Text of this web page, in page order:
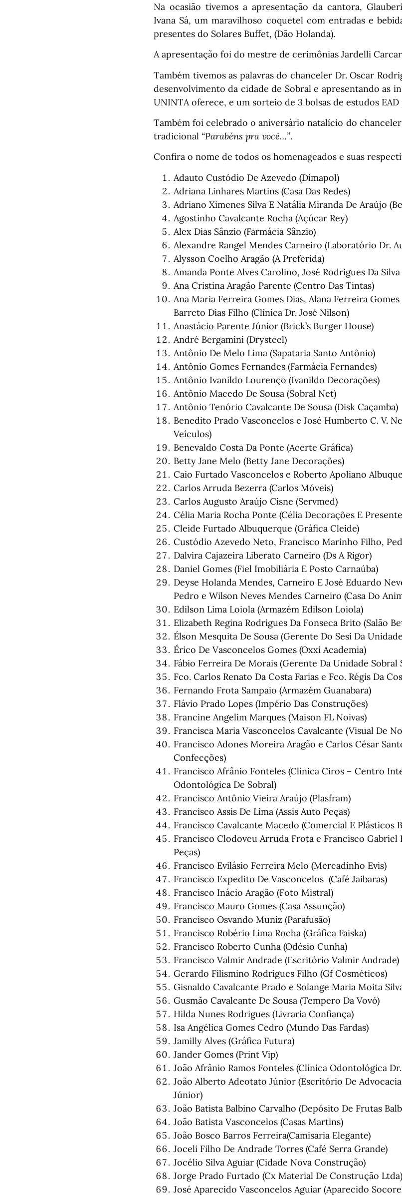
Na ocasião tivemos a apresentação da cantora,
Ivana Sá, um maravilhoso coquetel com entradas e
presentes do Solares Buffet, (Dão Holanda).
A apresentação foi do mestre de cerimônias Jardelli
Também tivemos as palavras do chanceler Dr. Oscar
desenvolvimento da cidade de Sobral e apresentando as
UNINTA oferece, e um sorteio de 3 bolsas de estudos EAD
Também foi celebrado o aniversário natalício do
tradicional “Parabéns pra você…”.
Confira o nome de todos os homenageados e suas
Adauto Custódio De Azevedo (Dimapol)
Adriana Linhares Martins (Casa Das Redes)
Adriano Ximenes Silva E Natália Miranda De Araújo
Agostinho Cavalcante Rocha (Açúcar Rey)
Alex Dias Sânzio (Farmácia Sânzio)
Alexandre Rangel Mendes Carneiro (Laboratório Dr.
Alysson Coelho Aragão (A Preferida)
Amanda Ponte Alves Carolino, José Rodrigues Da
Ana Cristina Aragão Parente (Centro Das Tintas)
Ana Maria Ferreira Gomes Dias, Alana Ferreira
Barreto Dias Filho (Clínica Dr. José Nilson)
Anastácio Parente Júnior (Brick’s Burger House)
André Bergamini (Drysteel)
Antônio De Melo Lima (Sapataria Santo Antônio)
Antônio Gomes Fernandes (Farmácia Fernandes)
Antônio Ivanildo Lourenço (Ivanildo Decorações)
Antônio Macedo De Sousa (Sobral Net)
Antônio Tenório Cavalcante De Sousa (Disk Caçamba)
Benedito Prado Vasconcelos e José Humberto C. V.
Veículos)
Benevaldo Costa Da Ponte (Acerte Gráfica)
Betty Jane Melo (Betty Jane Decorações)
Caio Furtado Vasconcelos e Roberto Apoliano
Carlos Arruda Bezerra (Carlos Móveis)
Carlos Augusto Araújo Cisne (Servmed)
Célia Maria Rocha Ponte (Célia Decorações E
Cleide Furtado Albuquerque (Gráfica Cleide)
Custódio Azevedo Neto, Francisco Marinho Filho,
Dalvira Cajazeira Liberato Carneiro (Ds A Rigor)
Daniel Gomes (Fiel Imobiliária E Posto Carnaúba)
Deyse Holanda Mendes, Carneiro E José Eduardo
Pedro e Wilson Neves Mendes Carneiro (Casa Do
Edilson Lima Loiola (Armazém Edilson Loiola)
Elizabeth Regina Rodrigues Da Fonseca Brito (Salão
Élson Mesquita De Sousa (Gerente Do Sesi Da
Érico De Vasconcelos Gomes (Oxxi Academia)
Fábio Ferreira De Morais (Gerente Da Unidade Sobral
Fco. Carlos Renato Da Costa Farias e Fco. Régis Da
Fernando Frota Sampaio (Armazém Guanabara)
Flávio Prado Lopes (Império Das Construções)
Francine Angelim Marques (Maison FL Noivas)
Francisca Maria Vasconcelos Cavalcante (Visual De
Francisco Adones Moreira Aragão e Carlos César
Confecções)
Francisco Afrânio Fonteles (Clínica Ciros – Centro
Odontológica De Sobral)
Francisco Antônio Vieira Araújo (Plasfram)
Francisco Assis De Lima (Assis Auto Peças)
Francisco Cavalcante Macedo (Comercial E Plásticos
Francisco Clodoveu Arruda Frota e Francisco
Peças)
Francisco Evilásio Ferreira Melo (Mercadinho Evis)
Francisco Expedito De Vasconcelos (Café Jaibaras)
Francisco Inácio Aragão (Foto Mistral)
Francisco Mauro Gomes (Casa Assunção)
Francisco Osvando Muniz (Parafusão)
Francisco Robério Lima Rocha (Gráfica Faiska)
Francisco Roberto Cunha (Odésio Cunha)
Francisco Valmir Andrade (Escritório Valmir Andrade)
Gerardo Filismino Rodrigues Filho (Gf Cosméticos)
Gisnaldo Cavalcante Prado e Solange Maria Moita
Gusmão Cavalcante De Sousa (Tempero Da Vovó)
Hilda Nunes Rodrigues (Livraria Confiança)
Isa Angélica Gomes Cedro (Mundo Das Fardas)
Jamilly Alves (Gráfica Futura)
Jander Gomes (Print Vip)
João Afrânio Ramos Fonteles (Clínica Odontológica
João Alberto Adeotato Júnior (Escritório De
Júnior)
João Batista Balbino Carvalho (Depósito De Frutas
João Batista Vasconcelos (Casas Martins)
João Bosco Barros Ferreira(Camisaria Elegante)
Joceli Filho De Andrade Torres (Café Serra Grande)
Jocélio Silva Aguiar (Cidade Nova Construção)
Jorge Prado Furtado (Cx Material De Construção Ltda)
José Aparecido Vasconcelos Aguiar (Aparecido